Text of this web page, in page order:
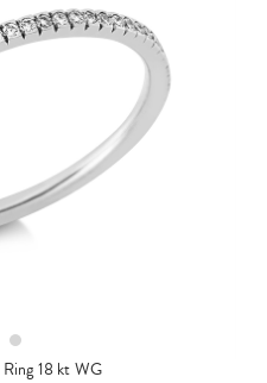
Ring 18 kt WG